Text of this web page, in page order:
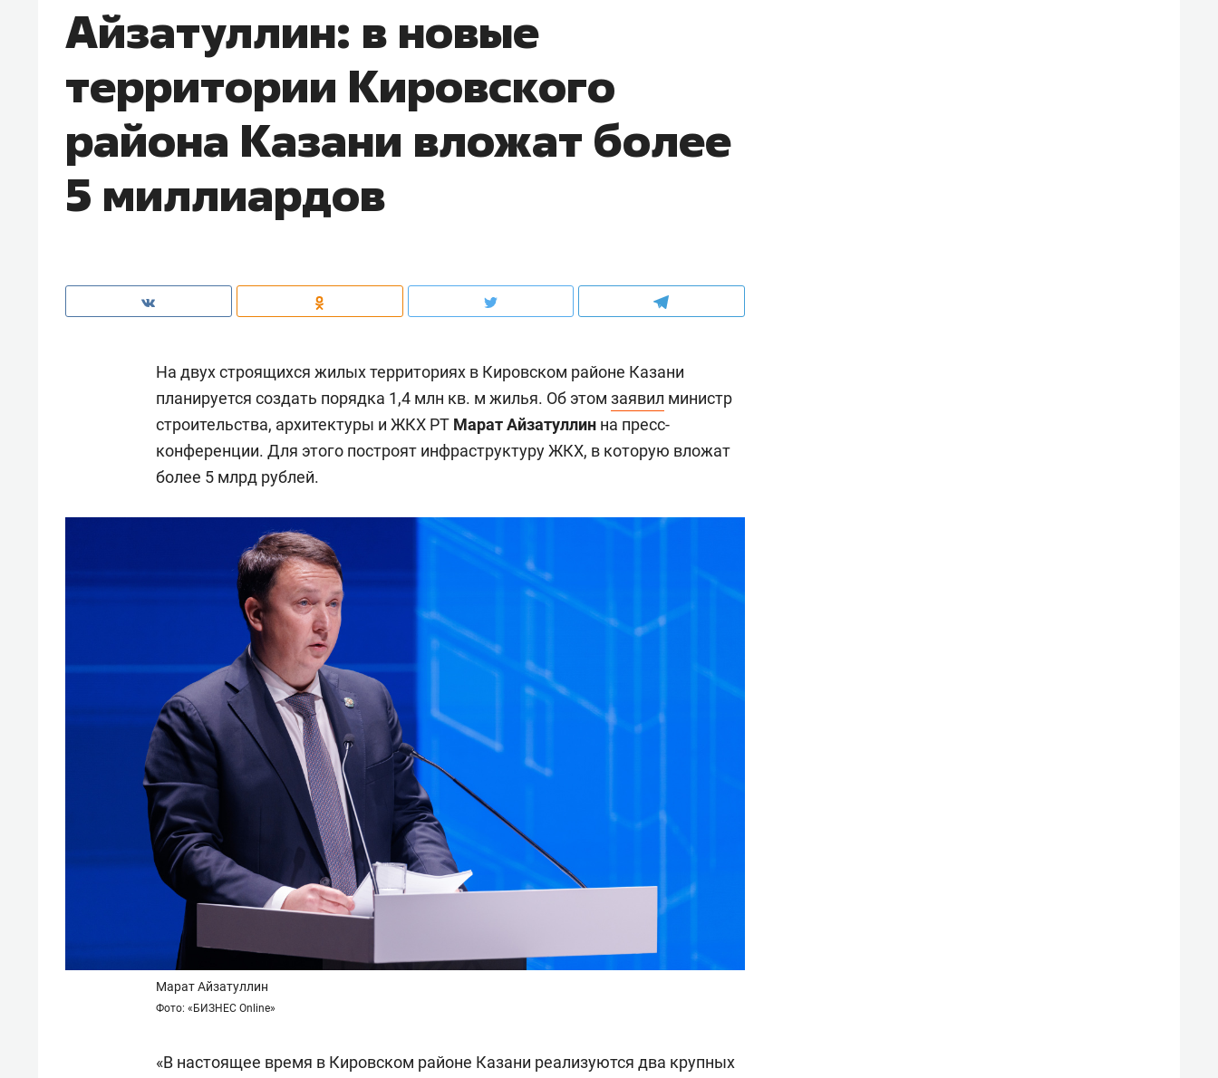
Айзатуллин: в новые
территории Кировского
района Казани вложат более
5 миллиардов
На двух строящихся жилых территориях в Кировском районе Казани
планируется создать порядка 1,4 млн кв. м жилья. Об этом заявил министр
строительства, архитектуры и ЖКХ РТ Марат Айзатуллин на пресс-
конференции. Для этого построят инфраструктуру ЖКХ, в которую вложат
более 5 млрд рублей.
Марат Айзатуллин
Фото: «БИЗНЕС Online»
«В настоящее время в Кировском районе Казани реализуются два крупных